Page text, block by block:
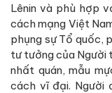
Lênin và phù hợp
cách mạng Việt
phụng sự Tổ quốc,
tư tưởng của Người
nhất quán, mẫu
cách vĩ đại. Người